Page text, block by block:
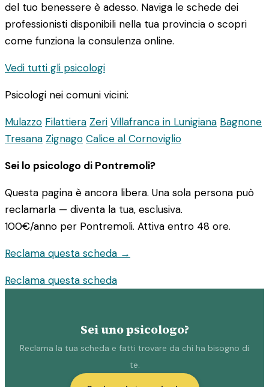
del tuo benessere è adesso. Naviga le schede dei
professionisti disponibili nella tua provincia o scopri
come funziona la consulenza online.
Vedi tutti gli psicologi
Psicologi nei comuni vicini:
Mulazzo Filattiera Zeri Villafranca in Lunigiana Bagnone
Tresana Zignago Calice al Cornoviglio
Sei lo psicologo di Pontremoli?
Questa pagina è ancora libera. Una sola persona può
reclamarla — diventa la tua, esclusiva.
100€/anno per Pontremoli. Attiva entro 48 ore.
Reclama questa scheda →
Reclama questa scheda
Sei uno psicologo?
Reclama la tua scheda e fatti trovare da chi ha bisogno di
te.